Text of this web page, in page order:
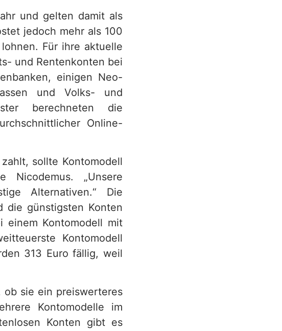
und gelten damit als
jedoch mehr als 100
Für ihre aktuelle
und Rentenkonten bei
einigen Neo-
und Volks- und
berechneten die
Online-
sollte Kontomodell
Nicodemus. „Unsere
Alternativen.“ Die
die günstigsten Konten
einem Kontomodell mit
Kontomodell
313 Euro fällig, weil
ob sie ein preiswerteres
Kontomodelle im
Konten gibt es